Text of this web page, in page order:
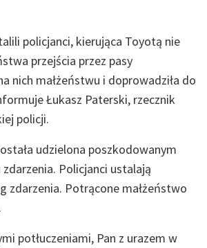
policjanci, kierująca Toyotą nie
przejścia przez pasy
nich małżeństwu i doprowadziła do
Łukasz Paterski, rzecznik
policji.
udzielona poszkodowanym
zdarzenia. Policjanci ustalają
zdarzenia. Potrącone małżeństwo
potłuczeniami, Pan z urazem w